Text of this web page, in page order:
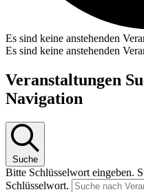
Es sind keine anstehenden
Es sind keine anstehenden
Veranstaltungen
Navigation
Suche
Bitte Schlüsselwort eingeben.
Schlüsselwort.